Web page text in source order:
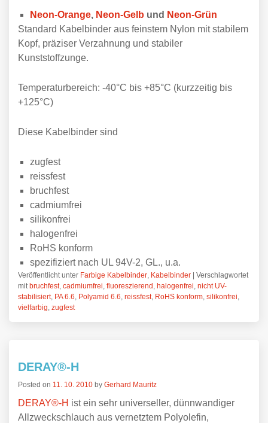
Neon-Orange, Neon-Gelb und Neon-Grün
Standard Kabelbinder aus feinstem Nylon mit stabilem
Kopf, präziser Verzahnung und stabiler
Kunststoffzunge.
Temperaturbereich: -40°C bis +85°C (kurzzeitig bis
+125°C)
Diese Kabelbinder sind
zugfest
reissfest
bruchfest
cadmiumfrei
silikonfrei
halogenfrei
RoHS konform
spezifiziert nach UL 94V-2, GL., u.a.
Veröffentlicht unter Farbige Kabelbinder Kabelbinder | Verschlagwortet
mit bruchfest, cadmiumfrei fluoreszierend halogenfrei nicht UV-
stabilisiert, PA 6.6 Polyamid 6.6 reissfest, RoHS konform silikonfrei
vielfarbig zugfest
DERAY®-H
Posted on 11. 10. 2010 by Gerhard Mauritz
DERAY®-H ist ein sehr universeller, dünnwandiger
Allzweckschlauch aus vernetztem Polyolefin,